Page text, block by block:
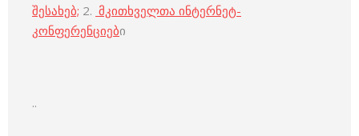
შესახებ; 2. მკითხველთა ინტერნეტ-
კონფერენციები
..